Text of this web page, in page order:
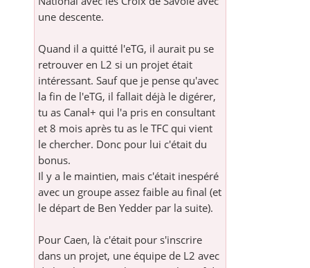
une descente.
Quand il a quitté l'eTG, il aurait pu se
retrouver en L2 si un projet était
intéressant. Sauf que je pense qu'avec
la fin de l'eTG, il fallait déjà le digérer,
tu as Canal+ qui l'a pris en consultant
et 8 mois après tu as le TFC qui vient
le chercher. Donc pour lui c'était du
bonus.
Il y a le maintien, mais c'était inespéré
avec un groupe assez faible au final (et
le départ de Ben Yedder par la suite).
Pour Caen, là c'était pour s'inscrire
dans un projet, une équipe de L2 avec